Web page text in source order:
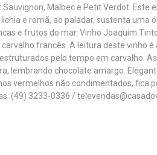
Malbec e Petit Verdot. Este
e romã, ao paladar, sustenta uma
e frutos do mar. Vinho Joaquim
francês. A leitura deste vinho
pelo tempo em carvalho.
lembrando chocolate amargo.
vermelhos não condimentados, fica
(49) 3233-0336 /